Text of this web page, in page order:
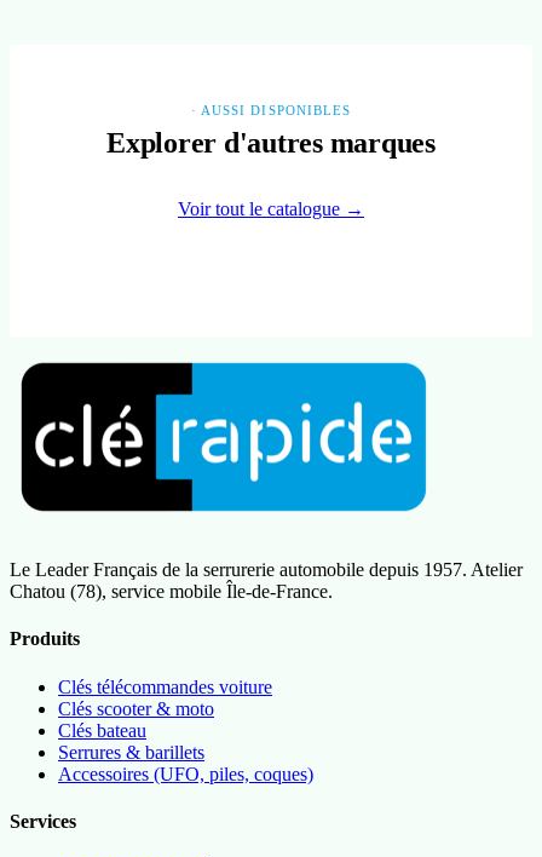
· AUSSI DISPONIBLES
Explorer d'autres marques
Voir tout le catalogue →
Le Leader Français de la serrurerie automobile depuis 1957. Atelier
Chatou (78), service mobile Île-de-France.
Produits
Clés télécommandes voiture
Clés scooter & moto
Clés bateau
Serrures & barillets
Accessoires (UFO, piles, coques)
Services